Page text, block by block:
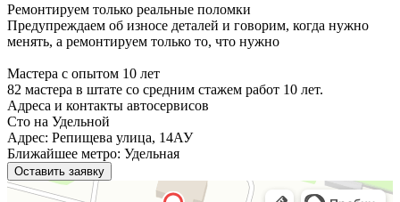
Ремонтируем только реальные поломки
Предупреждаем об износе деталей и говорим, когда нужно
менять, а ремонтируем только то, что нужно
Мастера с опытом 10 лет
82 мастера в штате со средним стажем работ 10 лет.
Адреса и контакты автосервисов
Сто на Удельной
Адрес: Репищева улица, 14АУ
Ближайшее метро: Удельная
Оставить заявку